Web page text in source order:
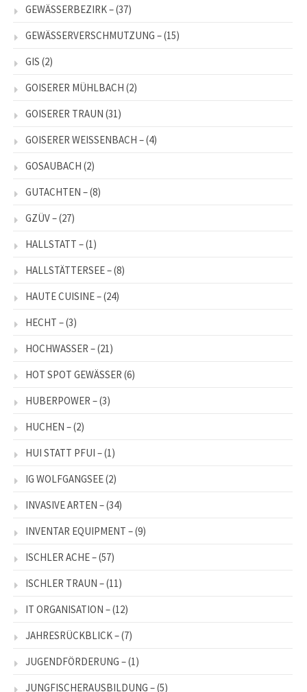
GEWÄSSERBEZIRK –(37)
GEWÄSSERVERSCHMUTZUNG –(15)
GIS (2)
GOISERER MÜHLBACH (2)
GOISERER TRAUN (31)
GOISERER WEISSENBACH –(4)
GOSAUBACH (2)
GUTACHTEN –(8)
GZÜV –(27)
HALLSTATT –(1)
HALLSTÄTTERSEE –(8)
HAUTE CUISINE –(24)
HECHT –(3)
HOCHWASSER –(21)
HOT SPOT GEWÄSSER (6)
HUBERPOWER –(3)
HUCHEN –(2)
HUI STATT PFUI –(1)
IG WOLFGANGSEE(2)
INVASIVE ARTEN –(34)
INVENTAR EQUIPMENT –(9)
ISCHLER ACHE –(57)
ISCHLER TRAUN –(11)
IT ORGANISATION –(12)
JAHRESRÜCKBLICK –(7)
JUGENDFÖRDERUNG –(1)
JUNGFISCHERAUSBILDUNG –(5)